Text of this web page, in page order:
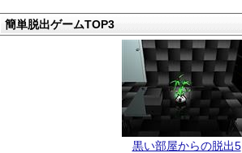
簡単脱出ゲームTOP3
黒い部屋からの脱出5